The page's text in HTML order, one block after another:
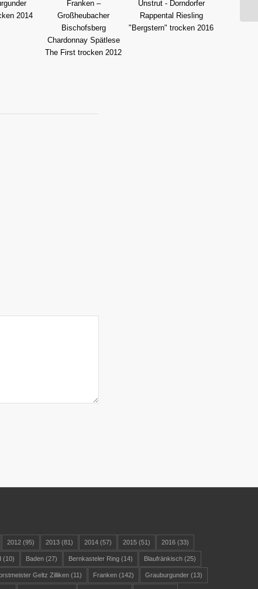
2012 (95) 2013 (81) 2014 (57) 2015 (51) 2016 (33)
(10) Baden (27) Bernkasteler Ring (14) Blaufränkisch (25)
Geltz Zilliken (11) Franken (142) Grauburgunder (13)